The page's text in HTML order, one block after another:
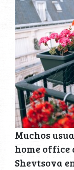
Muchos
home office
Shevtsova